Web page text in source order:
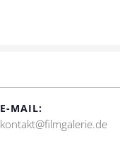
E-MAIL:
kontakt@filmgalerie.de